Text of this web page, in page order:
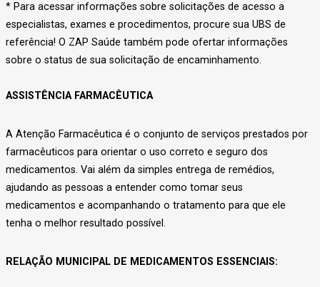
* Para acessar informações sobre solicitações de acesso a
especialistas, exames e procedimentos, procure sua UBS de
referência! O ZAP Saúde também pode ofertar informações
sobre o status de sua solicitação de encaminhamento.
ASSISTÊNCIA FARMACÊUTICA
A Atenção Farmacêutica é o conjunto de serviços prestados por
farmacêuticos para orientar o uso correto e seguro dos
medicamentos. Vai além da simples entrega de remédios,
ajudando as pessoas a entender como tomar seus
medicamentos e acompanhando o tratamento para que ele
tenha o melhor resultado possível.
RELAÇÃO MUNICIPAL DE MEDICAMENTOS ESSENCIAIS: